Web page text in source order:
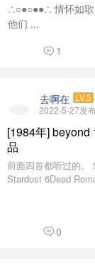
∴○●○●●∴ 情怀如
他们 ...
1
去啊在 LV.5
2022-5-27发
[1984年]
品
前面四首都听过的。
Stardust 6Dead
0